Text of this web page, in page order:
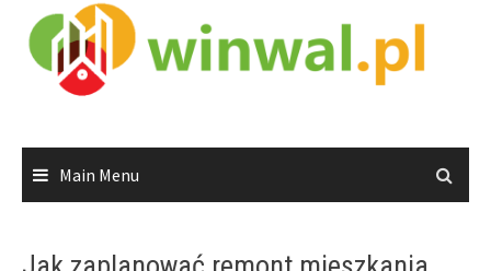
content
Main Menu